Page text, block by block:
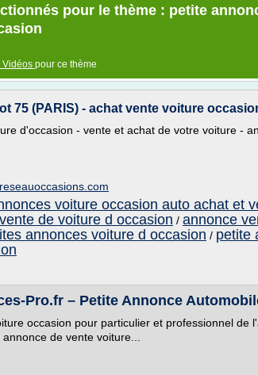
pour le thème : petite
Vidéos pour ce thème
75 (PARIS) - achat vente voiture
d'occasion - vente et achat de votre voiture -
voiture occasion auto achat et
de voiture d occasion / annonce
annonces voiture d occasion / petite
Pro.fr – Petite Annonce
occasion pour particulier et professionnel de
de vente voiture...